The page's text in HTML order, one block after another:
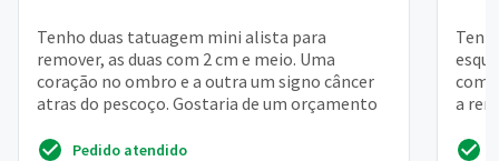
Tenho duas tatuagem mini alista para
remover, as duas com 2 cm e meio. Uma
coração no ombro e a outra um signo câncer
atras do pescoço. Gostaria de um orçamento
Pedido atendido
com
a